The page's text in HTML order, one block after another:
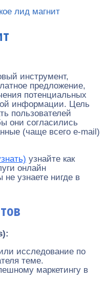
лид магнит
инструмент,
предложение,
потенциальных
информации. Цель
пользователей
они согласились
(чаще всего e-mail)
узнайте как
онлайн
узнаете нигде в
исследование по
теме.
маркетингу в